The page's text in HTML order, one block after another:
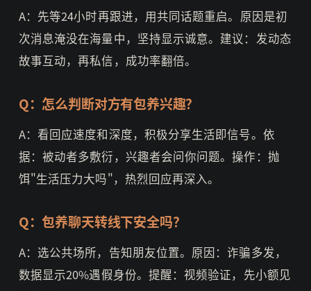
A：先等24小时再跟进，用共同话题重启。原因是初
次消息淹没在海量中，坚持显示诚意。建议：发动态
故事互动，再私信，成功率翻倍。
Q：怎么判断对方有包养兴趣？
A：看回应速度和深度，积极分享生活即信号。依
据：被动者多敷衍，兴趣者会问你问题。操作：抛
饵"生活压力大吗"，热烈回应再深入。
Q：包养聊天转线下安全吗？
A：选公共场所，告知朋友位置。原因：诈骗多发，
数据显示20%遇假身份。提醒：视频验证，先小额见